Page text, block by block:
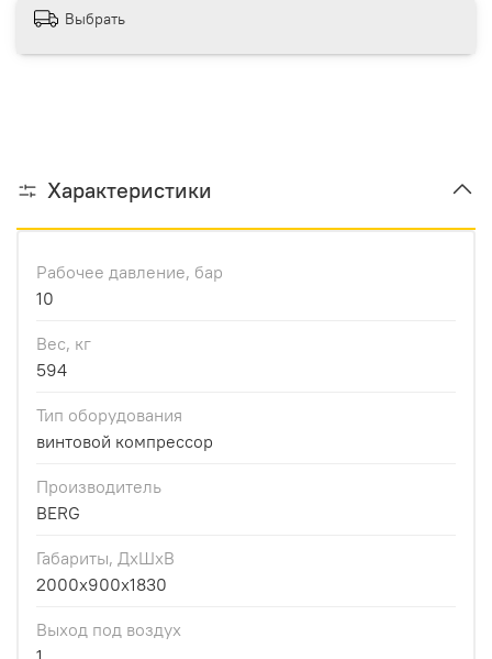
Выбрать
Характеристики
Рабочее давление, бар
10
Вес, кг
594
Тип оборудования
винтовой компрессор
Производитель
BERG
Габариты, ДхШхВ
2000х900х1830
Выход под воздух